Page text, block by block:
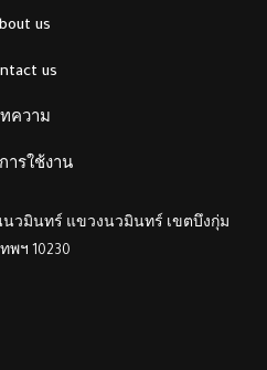
us
us
ความ
ารใช้งาน
นนวมินทร์ แขวงนวมินทร์ เขตบึงกุ่ม
พฯ 10230